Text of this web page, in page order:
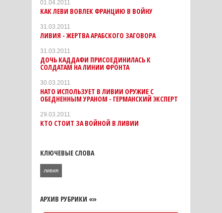
01.04.2011
КАК ЛЕВИ ВОВЛЕК ФРАНЦИЮ В ВОЙНУ
31.03.2011
ЛИВИЯ - ЖЕРТВА АРАБСКОГО ЗАГОВОРА
31.03.2011
ДОЧЬ КАДДАФИ ПРИСОЕДИНИЛАСЬ К
СОЛДАТАМ НА ЛИНИИ ФРОНТА
30.03.2011
НАТО ИСПОЛЬЗУЕТ В ЛИВИИ ОРУЖИЕ С
ОБЕДНЕННЫМ УРАНОМ - ГЕРМАНСКИЙ ЭКСПЕРТ
29.03.2011
КТО СТОИТ ЗА ВОЙНОЙ В ЛИВИИ
КЛЮЧЕВЫЕ СЛОВА
ливия
АРХИВ РУБРИКИ «»